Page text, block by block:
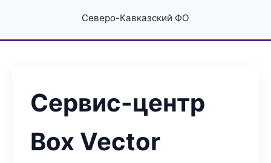
Северо-Кавказский ФО
Сервис-центр
Box Vector